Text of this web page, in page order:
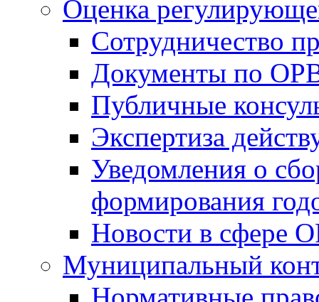
Оценка
Сотрудничество
Документы по
Публичные
Экспертиза
Уведомления о
формирования
Новости в сфере
Муниципальный